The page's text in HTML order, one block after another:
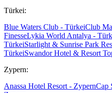
Türkei:
Blue Waters Club - TürkeiClub
FinesseLykia World Antalya -
TürkeiStarlight & Sunrise Park
TürkeiSwandor Hotel & Resort
Zypern:
Anassa Hotel Resort - ZypernCap